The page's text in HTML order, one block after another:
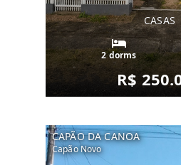
CASAS
2 dorms
R$
CAPÃO DA CANOA
Capão Novo